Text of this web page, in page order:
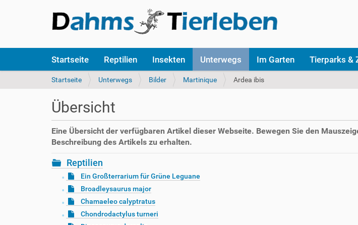
k
Startseite Reptilien Insekten Unterwegs Im Garten Tierparks &
S
e
s
i
n
d
i
e
Startseite Unterwegs Bilder Martinique Ardea ibis
Übersicht
Eine Übersicht der verfügbaren Artikel dieser Webseite. Bewegen Sie den
Beschreibung des Artikels zu erhalten.
Reptilien
Ein Großterrarium für Grüne Leguane
Broadleysaurus major
Chamaeleo calyptratus
Chondrodactylus turneri